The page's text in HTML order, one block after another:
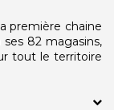
première chaine
82 magasins,
tout le territoire